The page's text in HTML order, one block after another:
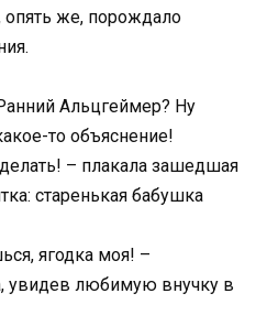
же, порождало
Альцгеймер? Ну
то объяснение!
– плакала зашедшая
старенькая бабушка
ягодка моя! –
увидев любимую внучку в